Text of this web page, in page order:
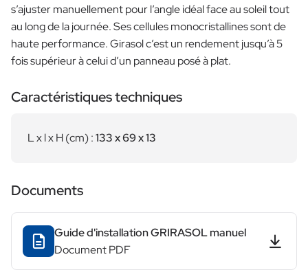
s’ajuster manuellement pour l’angle idéal face au soleil tout
au long de la journée. Ses cellules monocristallines sont de
haute performance. Girasol c’est un rendement jusqu’à 5
fois supérieur à celui d’un panneau posé à plat.
Caractéristiques techniques
L x l x H (cm) :133 x 69 x 13
Documents
Guide d'installation GRIRASOL manuel
Document PDF